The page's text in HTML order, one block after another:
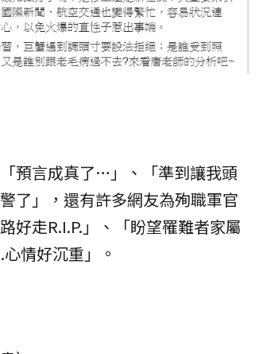
預言成真了…」、「準到讓我頭
了」，還有許多網友為殉職軍官
好走R.I.P.」、「盼望罹難者家屬
情好沉重」。